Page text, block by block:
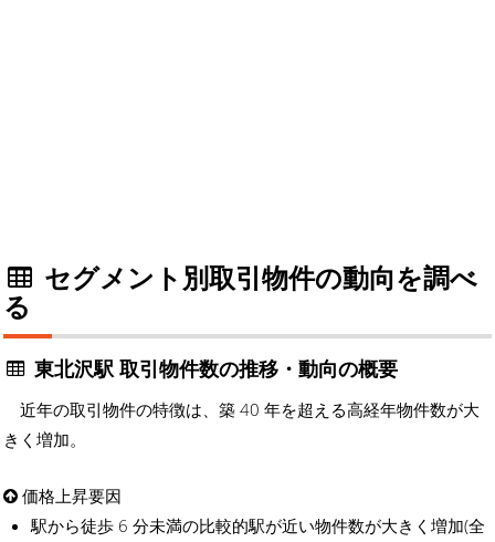
セグメント別取引物件の動向を調べ
る
東北沢駅 取引物件数の推移・動向の概要
近年の取引物件の特徴は、築 40 年を超える高経年物件数が大
きく増加。
価格上昇要因
駅から徒歩 6 分未満の比較的駅が近い物件数が大きく増加(全